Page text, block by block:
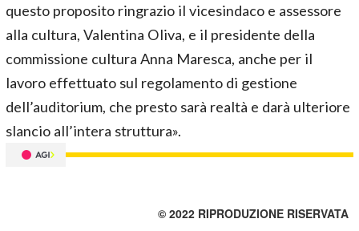
questo proposito ringrazio il vicesindaco e assessore
alla cultura, Valentina Oliva, e il presidente della
commissione cultura Anna Maresca, anche per il
lavoro effettuato sul regolamento di gestione
dell’auditorium, che presto sarà realtà e darà ulteriore
slancio all’intera struttura».
© 2022 RIPRODUZIONE RISERVATA